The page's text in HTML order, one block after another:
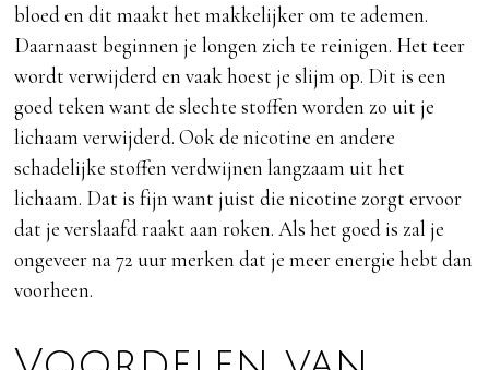
bloed en dit maakt het makkelijker om te ademen.
Daarnaast beginnen je longen zich te reinigen. Het teer
wordt verwijderd en vaak hoest je slijm op. Dit is een
goed teken want de slechte stoffen worden zo uit je
lichaam verwijderd. Ook de nicotine en andere
schadelijke stoffen verdwijnen langzaam uit het
lichaam. Dat is fijn want juist die nicotine zorgt ervoor
dat je verslaafd raakt aan roken. Als het goed is zal je
ongeveer na 72 uur merken dat je meer energie hebt dan
voorheen.